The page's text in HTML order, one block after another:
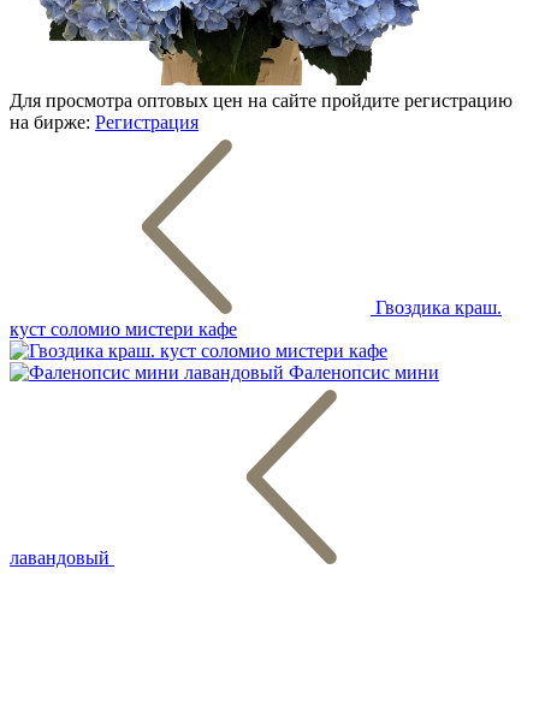
Для просмотра оптовых цен на сайте пройдите регистрацию
на бирже: Регистрация
Гвоздика краш.
куст соломио мистери кафе
Фаленопсис мини
лавандовый